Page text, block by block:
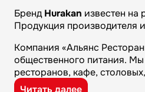
БрендHurakan известен на
Продукция производителя
Компания «Альянс
общественного питания.
ресторанов, кафе,
Читать далее